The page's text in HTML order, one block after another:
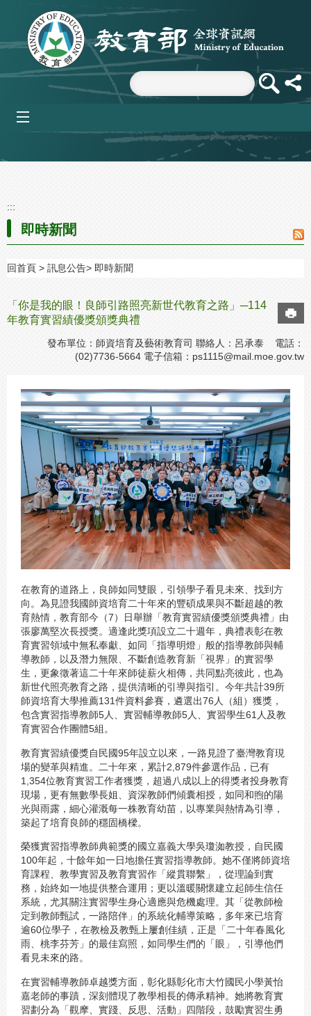
跳到主要內容區塊
:::
即時新聞
回首頁 訊息公告 即時新聞
「你是我的眼！良師引路照亮新世代教育之路」─114
年教育實習績優獎頒獎典禮
發布單位：師資培育及藝術教育司 聯絡人：呂承泰 電話：
(02)7736-5664 電子信箱： ps1115@mail.moe.gov.tw
在教育的道路上，良師如同雙眼，引領學子看見未來、找到方
向。為見證我國師資培育二十年來的豐碩成果與不斷超越的教
育熱情，教育部今（7）日舉辦「教育實習績優獎頒獎典禮」由
張廖萬堅次長授獎。適逢此獎項設立二十週年，典禮表彰在教
育實習領域中無私奉獻、如同「指導明燈」般的指導教師與輔
導教師，以及潛力無限、不斷創造教育新「視界」的實習學
生，更象徵著這二十年來師徒薪火相傳，共同點亮彼此，也為
新世代照亮教育之路，提供清晰的引導與指引。今年共計39所
師資培育大學推薦131件資料參賽，遴選出76人（組）獲獎，
包含實習指導教師5人、實習輔導教師5人、實習學生61人及教
育實習合作團體5組。
教育實習績優獎自民國95年設立以來，一路見證了臺灣教育現
場的變革與精進。二十年來，累計2,879件參選作品，已有
1,354位教育實習工作者獲獎，超過八成以上的得獎者投身教育
現場，更有無數學長姐、資深教師們傾囊相授，如同和煦的陽
光與雨露，細心灌溉每一株教育幼苗，以專業與熱情為引導，
築起了培育良師的穩固橋樑。
榮獲實習指導教師典範獎的國立嘉義大學吳瓊洳教授，自民國
100年起，十餘年如一日地擔任實習指導教師。她不僅將師資培
育課程、教學實習及教育實習作「縱貫聯繫」，從理論到實
務，始終如一地提供整合運用；更以溫暖關懷建立起師生信任
系統，尤其關注實習學生身心適應與危機處理。其「從教師檢
定到教師甄試，一路陪伴」的系統化輔導策略，多年來已培育
逾60位學子，在教檢及教甄上屢創佳績，正是「二十年春風化
雨、桃李芬芳」的最佳寫照，如同學生們的「眼」，引導他們
看見未來的路。
在實習輔導教師卓越獎方面，彰化縣彰化市大竹國民小學黃怡
嘉老師的事蹟，深刻體現了教學相長的傳承精神。她將教育實
習劃分為「觀摩、實踐、反思、活動」四階段，鼓勵實習生勇